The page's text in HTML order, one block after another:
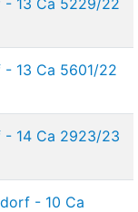
13 Ca 5601/22
14 Ca 2923/23
- 10 Ca